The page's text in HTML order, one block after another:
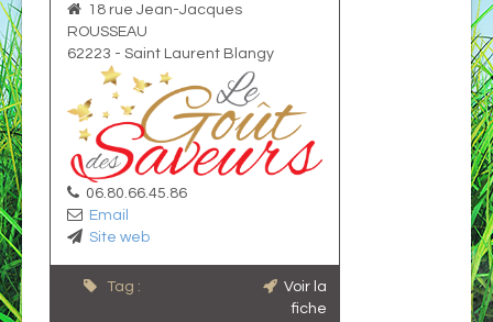
18 rue Jean-Jacques
ROUSSEAU
62223 - Saint Laurent Blangy
06.80.66.45.86
Email
Site web
Tag :
Voir la
fiche